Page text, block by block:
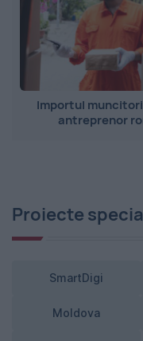
Importul
antreprenor
Proiecte
SmartDigi
Moldova